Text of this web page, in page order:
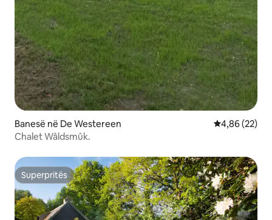
Banesë në De Westereen Vlerësimi
4,86 (22)
Chalet Wâldsmûk.
Superpritës
Superpritës